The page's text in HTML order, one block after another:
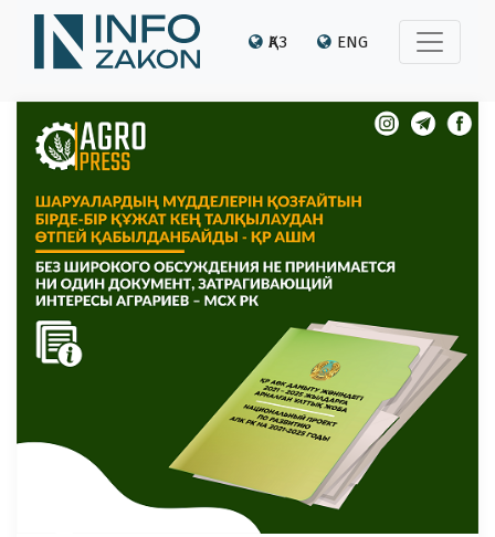
ҚАЗ ENG